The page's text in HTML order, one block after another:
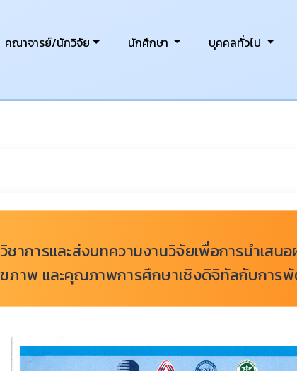
คณาจารย์/นักวิจัย นักศึกษา บุคคลทั่วไป
ชาการและส่งบทความงานวิจัยเพื่อการนำเสน
ภาพ และคุณภาพการศึกษาเชิงดิจิทัลกับการ